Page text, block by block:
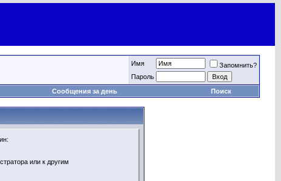
Имя
Запомнить?
Пароль
Сообщения за день Поиск
или к другим